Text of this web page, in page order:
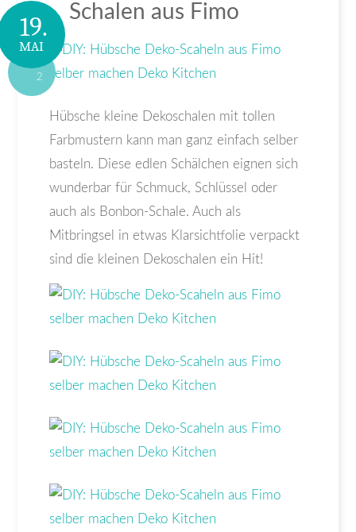
19.
MAI
2
Schalen aus Fimo
Hübsche kleine Dekoschalen mit tollen
Farbmustern kann man ganz einfach selber
basteln. Diese edlen Schälchen eignen sich
wunderbar für Schmuck, Schlüssel oder
auch als Bonbon-Schale. Auch als
Mitbringsel in etwas Klarsichtfolie verpackt
sind die kleinen Dekoschalen ein Hit!